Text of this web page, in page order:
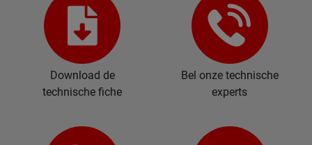
Download de
technische fiche
Bel onze technische
experts